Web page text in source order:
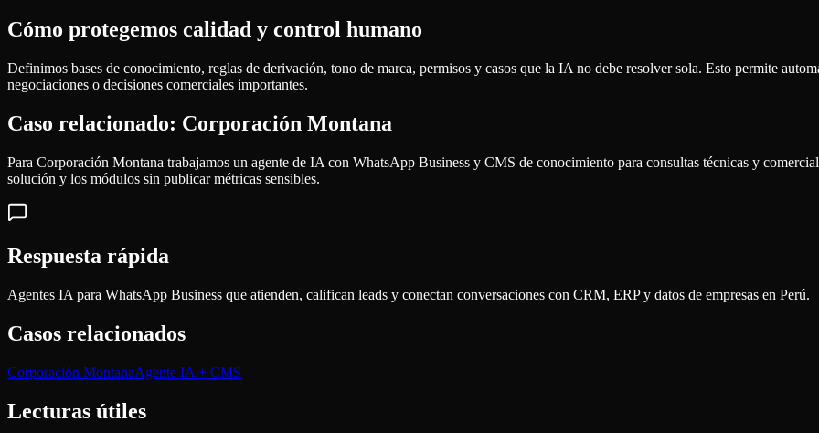
Cómo protegemos calidad y control humano
Definimos bases de conocimiento, reglas de derivación, tono de marca, permisos y casos que la IA no debe resolver sola. Esto permite
negociaciones o decisiones comerciales importantes.
Caso relacionado: Corporación Montana
Para Corporación Montana trabajamos un agente de IA con WhatsApp Business y CMS de conocimiento para consultas técnicas y
solución y los módulos sin publicar métricas sensibles.
Respuesta rápida
Agentes IA para WhatsApp Business que atienden, califican leads y conectan conversaciones con CRM, ERP y datos de empresas en Perú.
Casos relacionados
Corporación MontanaAgente IA + CMS
Lecturas útiles